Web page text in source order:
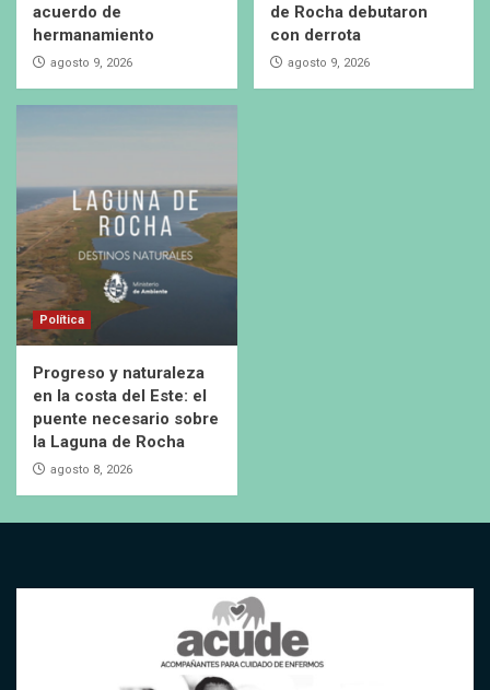
acuerdo de
hermanamiento
agosto 9, 2026
de Rocha debutaron
con derrota
agosto 9, 2026
Política
Progreso y naturaleza
en la costa del Este: el
puente necesario sobre
la Laguna de Rocha
agosto 8, 2026